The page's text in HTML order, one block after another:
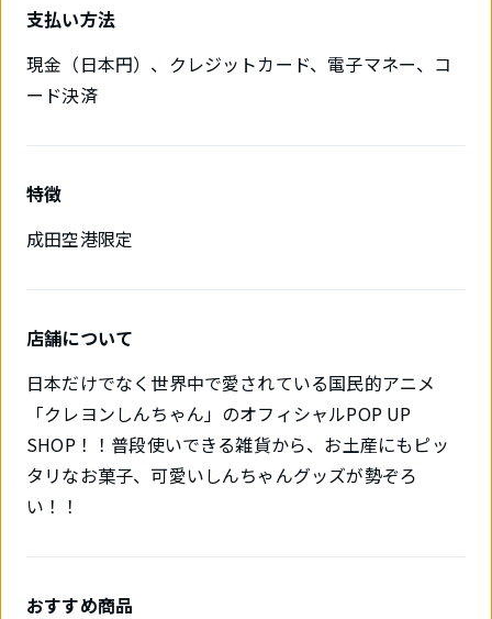
支払い方法
現金（日本円）、クレジットカード、電子マネー、コ
ード決済
特徴
成田空港限定
店舗について
日本だけでなく世界中で愛されている国民的アニメ
「クレヨンしんちゃん」のオフィシャルPOP UP
SHOP！！普段使いできる雑貨から、お土産にもピッ
タリなお菓子、可愛いしんちゃんグッズが勢ぞろ
い！！
おすすめ商品